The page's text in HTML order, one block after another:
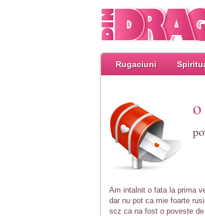
Rugaciuni
Am intalnit o fata la prima
dar nu pot ca mie foarte
scz ca na fost o poveste